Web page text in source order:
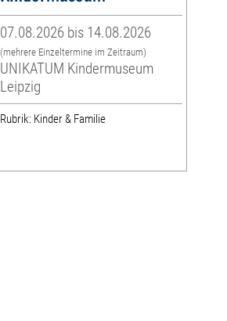
07.08.2026 bis 14.08.2026
(mehrere Einzeltermine im Zeitraum)
UNIKATUM Kindermuseum
Leipzig
Rubrik: Kinder & Familie